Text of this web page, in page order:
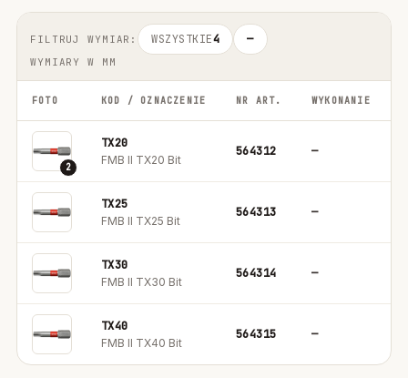
FILTRUJ WYMIAR: WSZYSTKIE4 —
WYMIARY W MM
FOTO KOD / OZNACZENIE NR ART. WYKONANIE
2
TX20
FMB II TX20 Bit
564312 —
TX25
FMB II TX25 Bit
564313 —
TX30
FMB II TX30 Bit
564314 —
TX40
FMB II TX40 Bit
564315 —